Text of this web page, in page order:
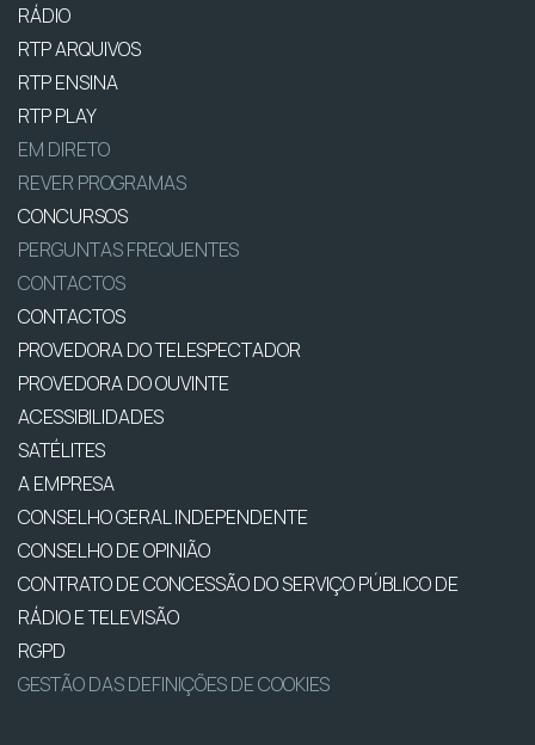
RÁDIO
RTP ARQUIVOS
RTP ENSINA
RTP PLAY
EM DIRETO
REVER PROGRAMAS
CONCURSOS
PERGUNTAS FREQUENTES
CONTACTOS
CONTACTOS
PROVEDORA DO TELESPECTADOR
PROVEDORA DO OUVINTE
ACESSIBILIDADES
SATÉLITES
A EMPRESA
CONSELHO GERAL INDEPENDENTE
CONSELHO DE OPINIÃO
CONTRATO DE CONCESSÃO DO SERVIÇO PÚBLICO DE
RÁDIO E TELEVISÃO
RGPD
GESTÃO DAS DEFINIÇÕES DE COOKIES